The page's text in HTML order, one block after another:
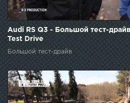
Audi RS Q3 - Большой тест-
Test Drive
Большой тест-драйв